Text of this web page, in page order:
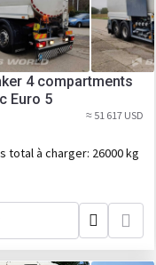
4 compartments
Euro 5
≈ 51 617 USD
total à charger: 26000 kg